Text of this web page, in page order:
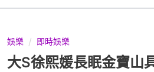
娛樂 即時娛樂
大S徐熙媛長眠金寶